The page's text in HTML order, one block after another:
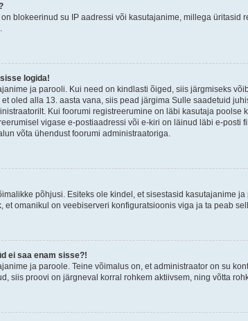
blokeerinud su IP aadressi või kasutajanime, millega
logida!
ja parooli. Kui need on kindlasti õiged, siis järgmiseks
oled alla 13. aasta vana, siis pead järgima Sulle saadetuid
Kui foorumi registreerumine on läbi kasutaja
vigase e-postiaadressi või e-kiri on läinud läbi e-
võta ühendust foorumi administraatoriga.
põhjusi. Esiteks ole kindel, et sisestasid kasutajanime
et omanikul on veebiserveri konfiguratsioonis viga ja ta peab
ei saa enam sisse?!
ja paroole. Teine võimalus on, et administraator on su
siis proovi on järgneval korral rohkem aktiivsem, ning võtta